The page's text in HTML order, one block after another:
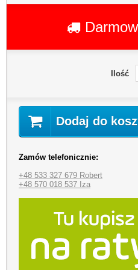
Ilość
Dodaj do
Zamów telefonicznie:
+48 533 327 679 Robert
+48 570 018 537 Iza